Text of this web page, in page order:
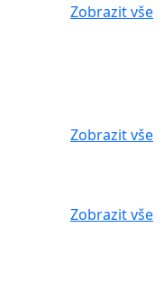
Zobrazit vše
Zobrazit vše
Zobrazit vše